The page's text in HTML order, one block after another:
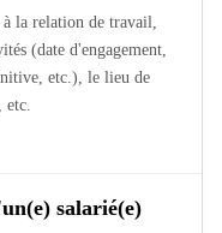
la relation de travail,
(date d'engagement,
etc.), le lieu de
salarié(e)